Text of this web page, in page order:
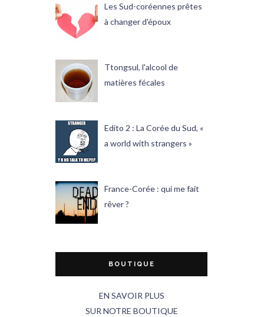
Les Sud-coréennes prêtes
à changer d'époux
Ttongsul, l'alcool de
matières fécales
Edito 2 : La Corée du Sud, «
a world with strangers »
France-Corée : qui me fait
rêver ?
BOUTIQUE
EN SAVOIR PLUS
SUR NOTRE BOUTIQUE